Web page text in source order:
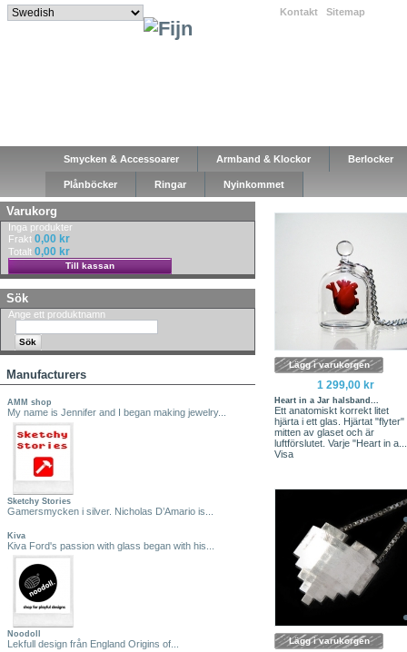
Kontakt |Sitemap
Smycken & Accessoarer Armband & Klockor Berlocker
Plånböcker Ringar Nyinkommet
Varukorg
Inga produkter
Frakt 0,00 kr
Totalt 0,00 kr
Till kassan
Sök
Ange ett produktnamn
Manufacturers
AMM shop
My name is Jennifer and I began making jewelry...
Sketchy Stories
Gamersmycken i silver. Nicholas D’Amario is...
Kiva
Kiva Ford's passion with glass began with his...
Noodoll
Lekfull design från England Origins of...
Lägg i varukorgen
1 299,00 kr
Heart in a Jar halsband...
Ett anatomiskt korrekt litet
hjärta i ett glas. Hjärtat "flyter"
mitten av glaset och är
luftförslutet. Varje "Heart in a...
Visa
Lägg i varukorgen